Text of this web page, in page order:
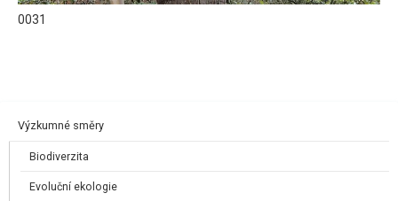
0031
Výzkumné směry
Biodiverzita
Evoluční ekologie